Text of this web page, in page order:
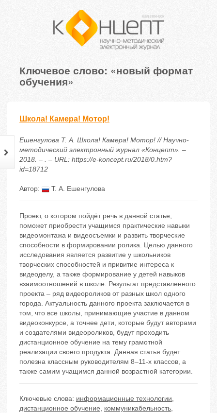
Ключевое слово: «новый формат
обучения»
Школа! Камера! Мотор!
Ешенгулова Т. А. Школа! Камера! Мотор! // Научно-
методический электронный журнал «Концепт». –
2018. – . – URL: https://e-koncept.ru/2018/0.htm?
id=18712
Автор: Т. А. Ешенгулова
Проект, о котором пойдёт речь в данной статье,
поможет приобрести учащимся практические навыки
видеомонтажа и видеосъемки и развить творческие
способности в формировании ролика. Целью данного
исследования является развитие у школьников
творческих способностей и привитие интереса к
видеоделу, а также формирование у детей навыков
взаимоотношений в школе. Результат представленного
проекта – ряд видеороликов от разных школ одного
города. Актуальность данного проекта заключается в
том, что все школы, принимающие участие в данном
видеоконкурсе, а точнее дети, которые будут авторами
и создателями видеороликов, будут проходить
дистанционное обучение на тему грамотной
реализации своего продукта. Данная статья будет
полезна классным руководителям 8–11-х классов, а
также самим учащимся данной возрастной категории.
Ключевые слова: информационные технологии,
дистанционное обучение, коммуникабельность,